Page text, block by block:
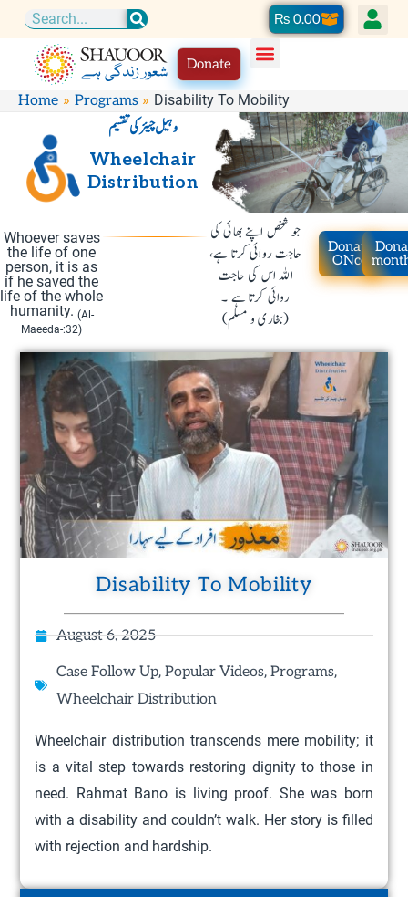
content
Search ₨0.00Cart
Donate
Home Programs Disability To Mobility
وہیل چیئر کی تقسیم
Wheelchair
Distribution
Whoever saves
the life of one
person, it is as
if he saved the
life of the whole
humanity. (Al-
Maeeda-:32)
جو شخص اپنے بھائی کی
حاجت روائی کرتا ہے،
اللہ اس کی حاجت
روائی کرتا ہے ۔
(بخاری و مسلم)
Donate
ONce
Disability To Mobility
August 6, 2025
Case Follow Up,Popular Videos,Programs,
Wheelchair Distribution
Wheelchair distribution transcends mere mobility; it
is a vital step towards restoring dignity to those in
need. Rahmat Bano is living proof. She was born
with a disability and couldn’t walk. Her story is filled
with rejection and hardship.